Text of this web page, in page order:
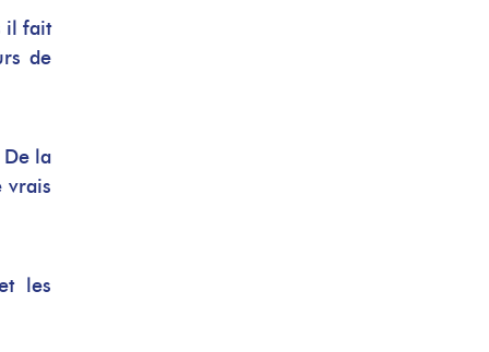
il fait
de
la
vrais
les